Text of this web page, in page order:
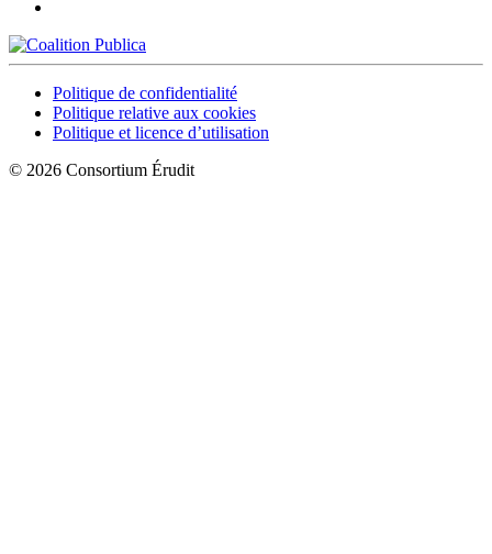
Politique de confidentialité
Politique relative aux cookies
Politique et licence d’utilisation
© 2026 Consortium Érudit